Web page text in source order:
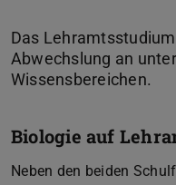
Das
Abwechslung an
Biologie auf
Neben den beiden